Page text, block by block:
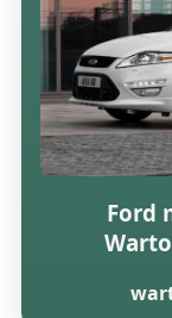
Ford